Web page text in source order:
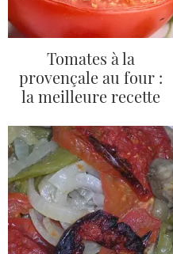
Tomates à la
provençale au four :
la meilleure recette